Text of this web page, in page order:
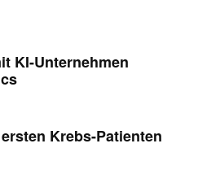
KI-Unternehmen
Krebs-Patienten